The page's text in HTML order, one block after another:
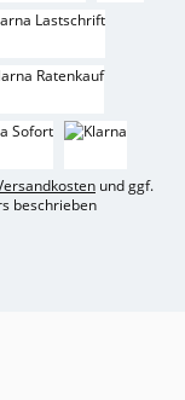
und ggf.
beschrieben